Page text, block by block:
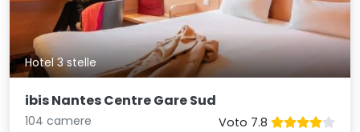
Hotel 3 stelle
ibis Nantes Centre Gare Sud
104 camere
Voto 7.8